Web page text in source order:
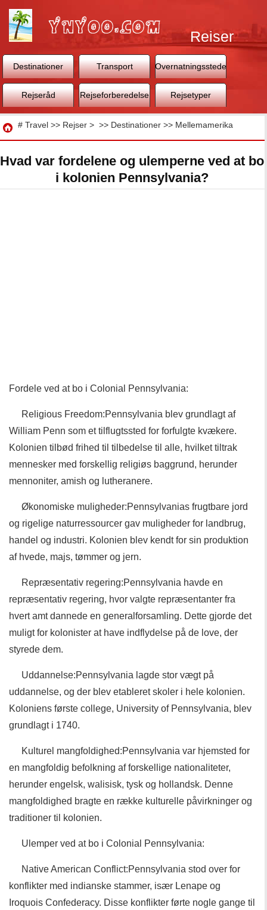
Rejser
Destinationer Transport Overnatningssteder
Rejseråd Rejseforberedelse Rejsetyper
Rejse
# Travel >> Rejser > >> Destinationer >> Mellemamerika
Hvad var fordelene og ulemperne ved at bo
i kolonien Pennsylvania?
Fordele ved at bo i Colonial Pennsylvania:
Religious Freedom:Pennsylvania blev grundlagt af
William Penn som et tilflugtssted for forfulgte kvækere.
Kolonien tilbød frihed til tilbedelse til alle, hvilket tiltrak
mennesker med forskellig religiøs baggrund, herunder
mennoniter, amish og lutheranere.
Økonomiske muligheder:Pennsylvanias frugtbare jord
og rigelige naturressourcer gav muligheder for landbrug,
handel og industri. Kolonien blev kendt for sin produktion
af hvede, majs, tømmer og jern.
Repræsentativ regering:Pennsylvania havde en
repræsentativ regering, hvor valgte repræsentanter fra
hvert amt dannede en generalforsamling. Dette gjorde det
muligt for kolonister at have indflydelse på de love, der
styrede dem.
Uddannelse:Pennsylvania lagde stor vægt på
uddannelse, og der blev etableret skoler i hele kolonien.
Koloniens første college, University of Pennsylvania, blev
grundlagt i 1740.
Kulturel mangfoldighed:Pennsylvania var hjemsted for
en mangfoldig befolkning af forskellige nationaliteter,
herunder engelsk, walisisk, tysk og hollandsk. Denne
mangfoldighed bragte en række kulturelle påvirkninger og
traditioner til kolonien.
Ulemper ved at bo i Colonial Pennsylvania:
Native American Conflict:Pennsylvania stod over for
konflikter med indianske stammer, især Lenape og
Iroquois Confederacy. Disse konflikter førte nogle gange til